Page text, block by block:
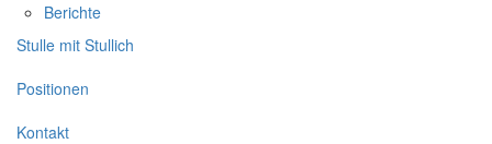
Berichte
Stulle mit Stullich
Positionen
Kontakt